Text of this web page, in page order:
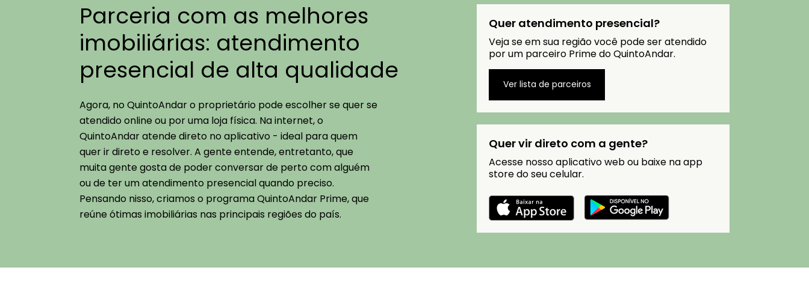
Parceria com as melhores
imobiliárias: atendimento
presencial de alta qualidade
Agora, no QuintoAndar o proprietário pode escolher se quer se
atendido online ou por uma loja física. Na internet, o
QuintoAndar atende direto no aplicativo - ideal para quem
quer ir direto e resolver. A gente entende, entretanto, que
muita gente gosta de poder conversar de perto com alguém
ou de ter um atendimento presencial quando preciso.
Pensando nisso, criamos o programa QuintoAndar Prime, que
reúne ótimas imobiliárias nas principais regiões do país.
Quer atendimento presencial?
Veja se em sua região você pode ser atendido
por um parceiro Prime do QuintoAndar.
Ver lista de parceiros
Acesse nosso aplicativo web ou baixe na app
store do seu celular.
Quer vir direto com a gente?